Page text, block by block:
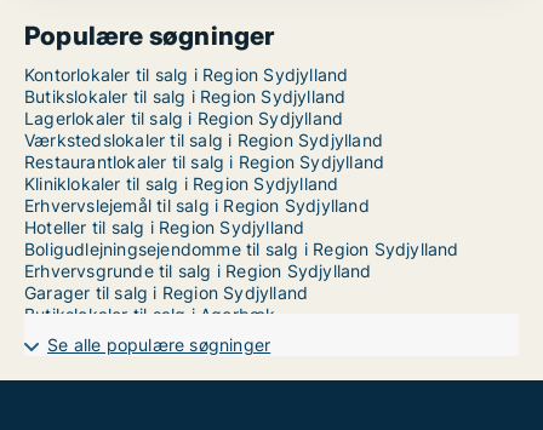
Populære søgninger
Kontorlokaler til salg i Region Sydjylland
Butikslokaler til salg i Region Sydjylland
Lagerlokaler til salg i Region Sydjylland
Værkstedslokaler til salg i Region Sydjylland
Restaurantlokaler til salg i Region Sydjylland
Kliniklokaler til salg i Region Sydjylland
Erhvervslejemål til salg i Region Sydjylland
Hoteller til salg i Region Sydjylland
Boligudlejningsejendomme til salg i Region Sydjylland
Erhvervsgrunde til salg i Region Sydjylland
Garager til salg i Region Sydjylland
Butikslokaler til salg i Agerbæk
Butikslokaler til salg i Agerskov
Butikslokaler til salg i Almind
Butikslokaler til salg i Ansager
Se alle populære søgninger